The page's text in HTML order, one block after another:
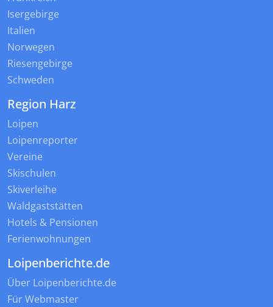
Isergebirge
Italien
Norwegen
Riesengebirge
Schweden
Region Harz
Loipen
Loipenreporter
Vereine
Skischulen
Skiverleihe
Waldgaststätten
Hotels & Pensionen
Ferienwohnungen
Loipenberichte.de
Über Loipenberichte.de
Für Webmaster